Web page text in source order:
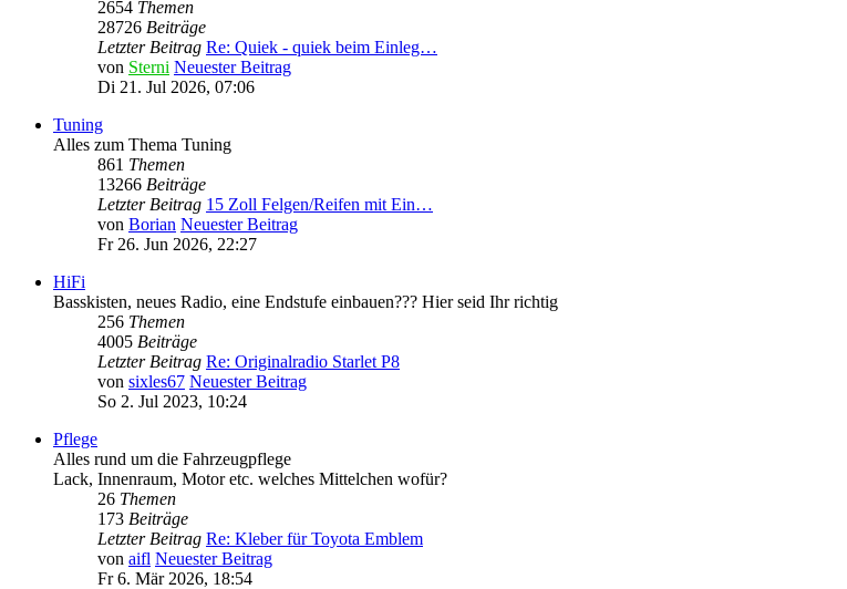
2654 Themen
28726 Beiträge
Letzter Beitrag Re: Quiek - quiek beim Einleg…
von Sterni Neuester Beitrag
Di 21. Jul 2026, 07:06
Tuning
Alles zum Thema Tuning
861 Themen
13266 Beiträge
Letzter Beitrag 15 Zoll Felgen/Reifen mit Ein…
von Borian Neuester Beitrag
Fr 26. Jun 2026, 22:27
HiFi
Basskisten, neues Radio, eine Endstufe einbauen??? Hier seid Ihr richtig
256 Themen
4005 Beiträge
Letzter Beitrag Re: Originalradio Starlet P8
von sixles67 Neuester Beitrag
So 2. Jul 2023, 10:24
Pflege
Alles rund um die Fahrzeugpflege
Lack, Innenraum, Motor etc. welches Mittelchen wofür?
26 Themen
173 Beiträge
Letzter Beitrag Re: Kleber für Toyota Emblem
von aifl Neuester Beitrag
Fr 6. Mär 2026, 18:54